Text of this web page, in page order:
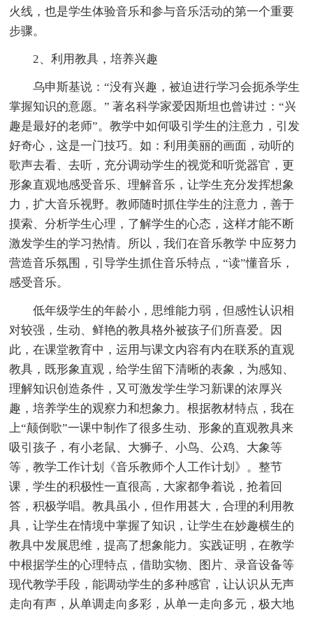
火线，也是学生体验音乐和参与音乐活动的第一个重要
步骤。
2、利用教具，培养兴趣
乌申斯基说：“没有兴趣，被迫进行学习会扼杀学生
掌握知识的意愿。” 著名科学家爱因斯坦也曾讲过：“兴
趣是最好的老师”。教学中如何吸引学生的注意力，引发
好奇心，这是一门技巧。如：利用美丽的画面，动听的
歌声去看、去听，充分调动学生的视觉和听觉器官，更
形象直观地感受音乐、理解音乐，让学生充分发挥想象
力，扩大音乐视野。教师随时抓住学生的注意力，善于
摸索、分析学生心理，了解学生的心态，这样才能不断
激发学生的学习热情。所以，我们在音乐教学 中应努力
营造音乐氛围，引导学生抓住音乐特点，“读”懂音乐，
感受音乐。
低年级学生的年龄小，思维能力弱，但感性认识相
对较强，生动、鲜艳的教具格外被孩子们所喜爱。因
此，在课堂教育中，运用与课文内容有内在联系的直观
教具，既形象直观，给学生留下清晰的表象，为感知、
理解知识创造条件，又可激发学生学习新课的浓厚兴
趣，培养学生的观察力和想象力。根据教材特点，我在
上“颠倒歌”一课中制作了很多生动、形象的直观教具来
吸引孩子，有小老鼠、大狮子、小鸟、公鸡、大象等
等，教学工作计划《音乐教师个人工作计划》。整节
课，学生的积极性一直很高，大家都争着说，抢着回
答，积极学唱。教具虽小，但作用甚大，合理的利用教
具，让学生在情境中掌握了知识，让学生在妙趣横生的
教具中发展思维，提高了想象能力。实践证明，在教学
中根据学生的心理特点，借助实物、图片、录音设备等
现代教学手段，能调动学生的多种感官，让认识从无声
走向有声，从单调走向多彩，从单一走向多元，极大地